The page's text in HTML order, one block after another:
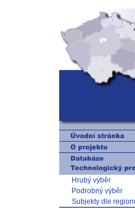
Hrubý výběr
Podrobný výběr
Subjekty dle